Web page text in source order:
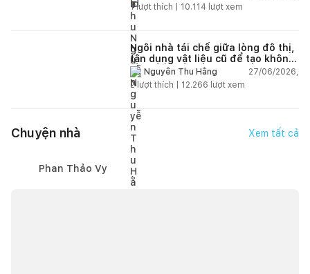
1lượt thích | 10.114 lượt xem
Ngôi nhà tái chế giữa lòng đô thị,
tận dụng vật liệu cũ để tạo không
gian sống linh hoạt
Nguyễn Thu Hằng
27/06/2026,
2lượt thích | 12.266 lượt xem
Chuyện nhà Xem tất cả
Phan Thảo Vy